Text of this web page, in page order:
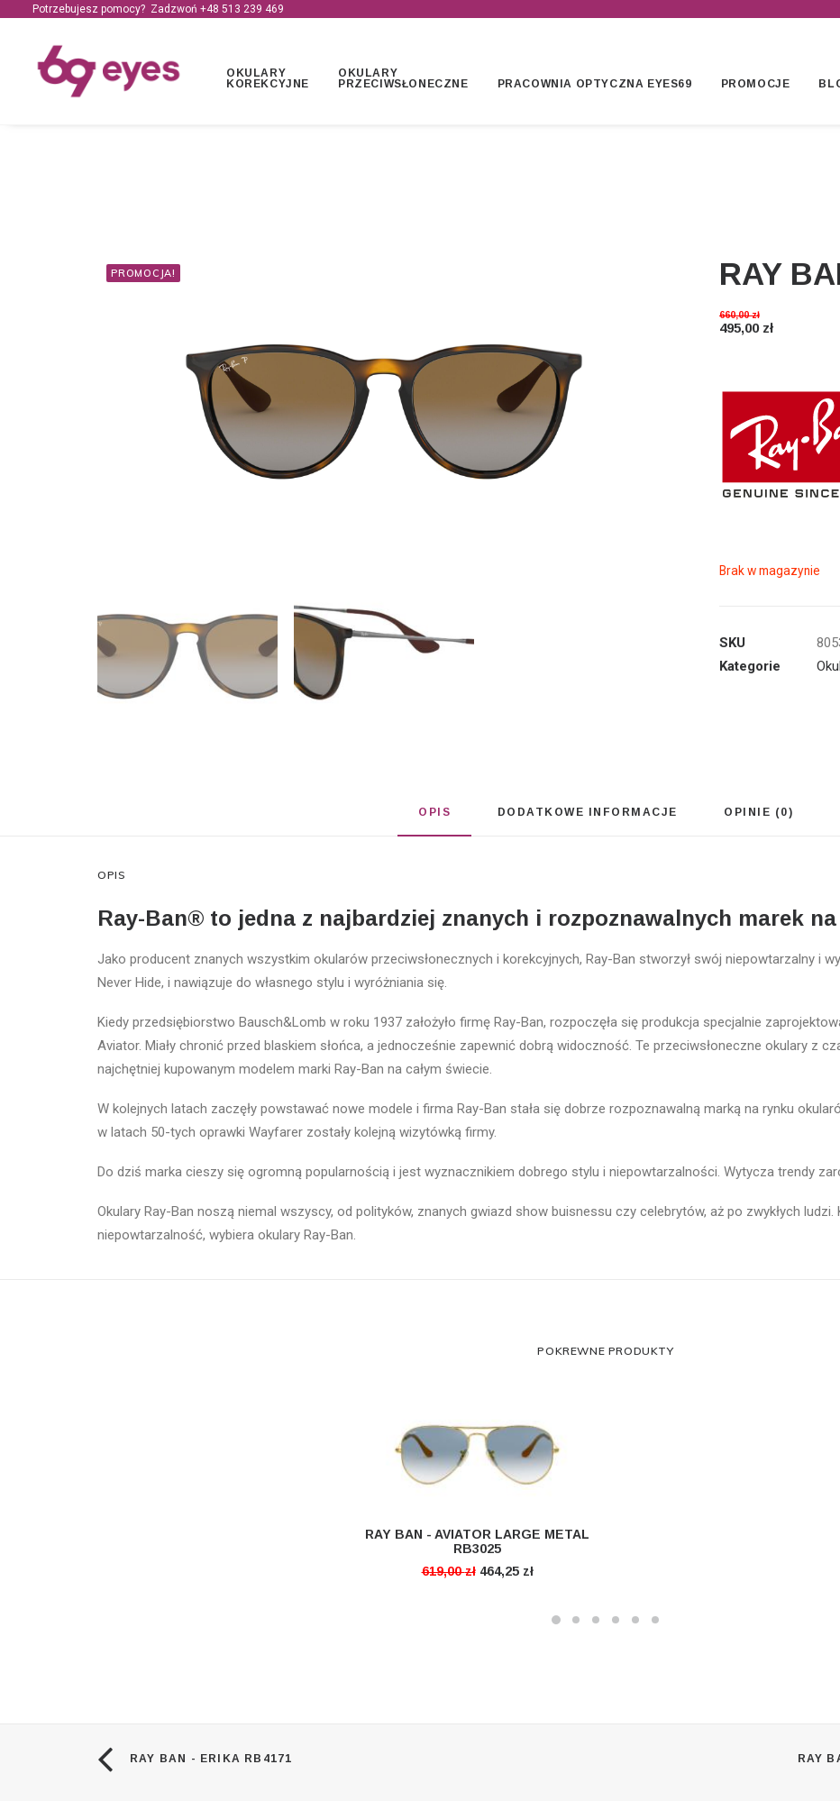
Potrzebujesz pomocy? Zadzwoń +48 513 239 469
OKULARY
KOREKCYJNE
OKULARY
PRZECIWSŁONECZNE
PRACOWNIA OPTYCZNA EYES69 PROMOCJE
PROMOCJA! RAY
660,00zł
495,00 zł
Brak w magazynie
SKU
Kategorie
OPIS DODATKOWE INFORMACJE OPINIE (0)
OPIS
Ray-Ban® to jedna z najbardziej znanych i rozpoznawalnych marek
Jako producent znanych wszystkim okularów przeciwsłonecznych i korekcyjnych, Ray-Ban stworzył swój niepowtarzalny i
Never Hide, i nawiązuje do własnego stylu i wyróżniania się.
Kiedy przedsiębiorstwo Bausch&Lomb w roku 1937 założyło firmę Ray-Ban, rozpoczęła się produkcja specjalnie
Aviator. Miały chronić przed blaskiem słońca, a jednocześnie zapewnić dobrą widoczność. Te przeciwsłoneczne okulary z
najchętniej kupowanym modelem marki Ray-Ban na całym świecie.
W kolejnych latach zaczęły powstawać nowe modele i firma Ray-Ban stała się dobrze rozpoznawalną marką na rynku
w latach 50-tych oprawki Wayfarer zostały kolejną wizytówką firmy.
Do dziś marka cieszy się ogromną popularnością i jest wyznacznikiem dobrego stylu i niepowtarzalności. Wytycza trendy
Okulary Ray-Ban noszą niemal wszyscy, od polityków, znanych gwiazd show buisnessu czy celebrytów, aż po zwykłych ludzi.
niepowtarzalność, wybiera okulary Ray-Ban.
POKREWNE PRODUKTY
CZYTAJ DALEJ
RAY BAN - AVIATOR LARGE METAL
RB3025
619,00zł 464,25 zł
RAY BAN - ERIKA RB4171 RAY